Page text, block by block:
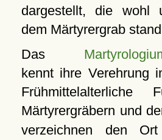
dargestellt, die wohl
dem Märtyrergrab
Das
kennt ihre Verehrung
Märtyrergräbern und
verzeichnen den